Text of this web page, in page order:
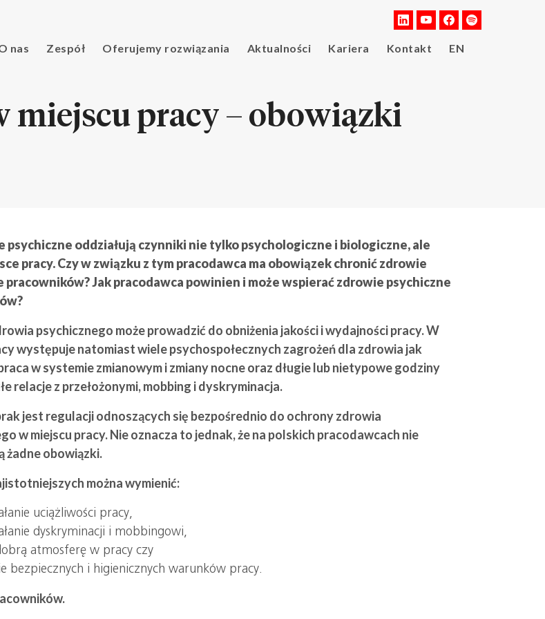
nas Zespół Oferujemy rozwiązania Aktualności Kariera Kontakt EN
miejscu pracy – obowiązki
psychiczne oddziałują czynniki nie tylko psychologiczne i biologiczne, ale
pracy. Czy w związku z tym pracodawca ma obowiązek chronić zdrowie
pracowników? Jak pracodawca powinien i może wspierać zdrowie psychiczne
psychicznego może prowadzić do obniżenia jakości i wydajności pracy. W
występuje natomiast wiele psychospołecznych zagrożeń dla zdrowia jak
w systemie zmianowym i zmiany nocne oraz długie lub nietypowe godziny
relacje z przełożonymi, mobbing i dyskryminacja.
jest regulacji odnoszących się bezpośrednio do ochrony zdrowia
w miejscu pracy. Nie oznacza to jednak, że na polskich pracodawcach nie
żadne obowiązki.
można wymienić:
uciążliwości pracy,
dyskryminacji i mobbingowi,
atmosferę w pracy czy
bezpiecznych i higienicznych warunków pracy.